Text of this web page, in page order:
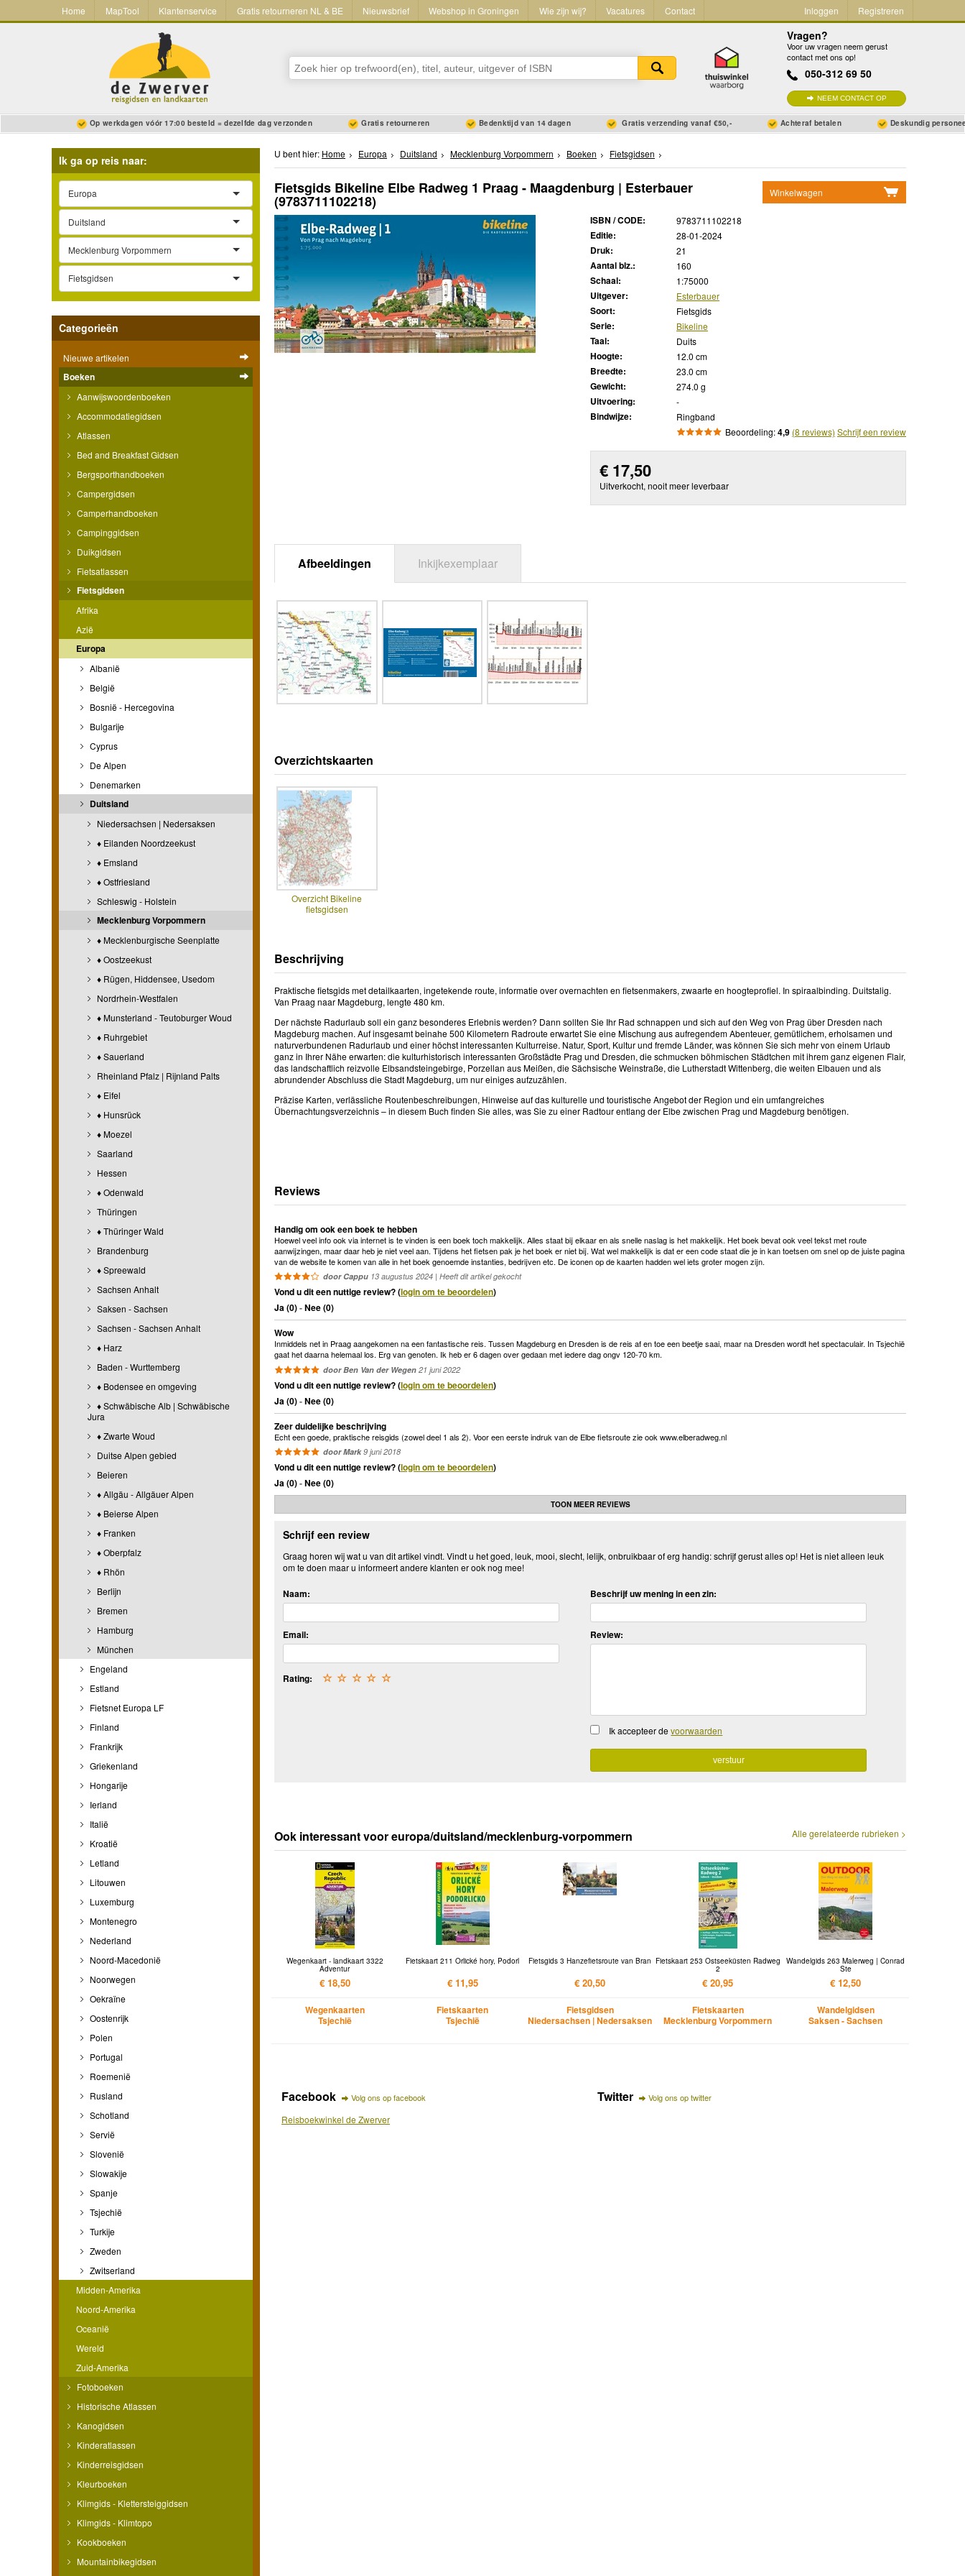
Home MapTool Klantenservice Gratis retourneren NL & BE Nieuwsbrief Webshop in Groningen Wie zijn wij? Vacatures Contact Inloggen Registreren
Vragen?
Voor uw vragen neem gerust
contact met ons op!
050-312 69 50
NEEM CONTACT OP
Op werkdagen vóór 17:00 besteld = dezelfde dag verzonden Gratis retourneren Bedenktijd van 14 dagen Gratis verzending vanaf €50,- Achteraf betalen Deskundig
Ik ga op reis naar:
Europa
Duitsland
Mecklenburg Vorpommern
Fietsgidsen
Categorieën
Nieuwe artikelen
Boeken
Aanwijswoordenboeken
Accommodatiegidsen
Atlassen
Bed and Breakfast Gidsen
Bergsporthandboeken
Campergidsen
Camperhandboeken
Campinggidsen
Duikgidsen
Fietsatlassen
Fietsgidsen
Afrika
Azië
Europa
Albanië
België
Bosnië - Hercegovina
Bulgarije
Cyprus
De Alpen
Denemarken
Duitsland
Niedersachsen | Nedersaksen
♦ Eilanden Noordzeekust
♦ Emsland
♦ Ostfriesland
Schleswig - Holstein
Mecklenburg Vorpommern
♦ Mecklenburgische Seenplatte
♦ Oostzeekust
♦ Rügen, Hiddensee, Usedom
Nordrhein-Westfalen
♦ Munsterland - Teutoburger Woud
♦ Ruhrgebiet
♦ Sauerland
Rheinland Pfalz | Rijnland Palts
♦ Eifel
♦ Hunsrück
♦ Moezel
Saarland
Hessen
♦ Odenwald
Thüringen
♦ Thüringer Wald
Brandenburg
♦ Spreewald
Sachsen Anhalt
Saksen - Sachsen
Sachsen - Sachsen Anhalt
♦ Harz
Baden - Wurttemberg
♦ Bodensee en omgeving
♦ Schwäbische Alb | Schwäbische
Jura
♦ Zwarte Woud
Duitse Alpen gebied
Beieren
♦ Allgäu - Allgäuer Alpen
♦ Beierse Alpen
♦ Franken
♦ Oberpfalz
♦ Rhön
Berlijn
Bremen
Hamburg
München
Engeland
Estland
Fietsnet Europa LF
Finland
Frankrijk
Griekenland
Hongarije
Ierland
Italië
Kroatië
Letland
Litouwen
Luxemburg
Montenegro
Nederland
Noord-Macedonië
Noorwegen
Oekraïne
Oostenrijk
Polen
Portugal
Roemenië
Rusland
Schotland
Servië
Slovenië
Slowakije
Spanje
Tsjechië
Turkije
Zweden
Zwitserland
Midden-Amerika
Noord-Amerika
Oceanië
Wereld
Zuid-Amerika
Fotoboeken
Historische Atlassen
Kanogidsen
Kinderatlassen
Kinderreisgidsen
Kleurboeken
Klimgids - Klettersteiggidsen
Klimgids - Klimtopo
Kookboeken
Mountainbikegidsen
U bent hier: Home Europa Duitsland Mecklenburg Vorpommern Boeken Fietsgidsen
Winkelwagen
Fietsgids Bikeline Elbe Radweg 1 Praag - Maagdenburg | Esterbauer
(9783711102218)
ISBN / CODE: 9783711102218
Editie: 28-01-2024
Druk: 21
Aantal blz.: 160
Schaal: 1:75000
Uitgever: Esterbauer
Soort: Fietsgids
Serie: Bikeline
Taal: Duits
Hoogte: 12.0 cm
Breedte: 23.0 cm
Gewicht: 274.0 g
Uitvoering: -
Bindwijze:
Ringband
Beoordeling:4,9 (8 reviews) Schrijf een review
€ 17,50
Uitverkocht, nooit meer leverbaar
Afbeeldingen Inkijkexemplaar
Overzichtskaarten
Overzicht Bikeline
fietsgidsen
Beschrijving
Praktische fietsgids met detailkaarten, ingetekende route, informatie over overnachten en fietsenmakers, zwaarte en hoogteprofiel. In spiraalbinding. Duitstalig.
Van Praag naar Magdeburg, lengte 480 km.
Der nächste Radurlaub soll ein ganz besonderes Erlebnis werden? Dann sollten Sie Ihr Rad schnappen und sich auf den Weg von Prag über ­Dresden nach
Magdeburg machen. Auf insgesamt beinahe 500 Kilometern Radroute erwartet Sie eine Mischung aus aufregendem Abenteuer, gemütlichem, erholsamen und
naturverbundenen Radurlaub und einer höchst interessanten Kulturreise. Natur, Sport, Kultur und fremde Länder, was können Sie sich mehr von einem Urlaub
ganz in Ihrer Nähe erwarten: die kulturhistorisch interessanten Großstädte Prag und Dresden, die schmucken böhmischen Städtchen mit ihrem ganz eigenen Flair,
das landschaftlich reizvolle Elbsandsteingebirge, Porzellan aus Meißen, die Sächsische Weinstraße, die Lutherstadt Wittenberg, die weiten Elbauen und als
abrundender Abschluss die Stadt Magdeburg, um nur einiges aufzuzählen.
Präzise Karten, verlässliche Routenbeschreibungen, Hinweise auf das kulturelle und touristische Angebot der Region und ein umfang­reiches
Übernachtungsverzeichnis – in diesem Buch finden Sie alles, was Sie zu einer Radtour entlang der Elbe zwischen Prag und Magdeburg benötigen.
Reviews
Handig om ook een boek te hebben
Hoewel veel info ook via internet is te vinden is een boek toch makkelijk. Alles staat bij elkaar en als snelle naslag is het makkelijk. Het boek bevat ook veel tekst met route
aanwijzingen, maar daar heb je niet veel aan. Tijdens het fietsen pak je het boek er niet bij. Wat wel makkelijk is dat er een code staat die je in kan toetsen om snel op de juiste pagina
van de website te komen van alle in het boek genoemde instanties, bedrijven etc. De iconen op de kaarten hadden wel iets groter mogen zijn.
door Cappu 13 augustus 2024 | Heeft dit artikel gekocht
Vond u dit een nuttige review? (login om te beoordelen)
Ja (0)-Nee (0)
Wow
Inmiddels net in Praag aangekomen na een fantastische reis. Tussen Magdeburg en Dresden is de reis af en toe een beetje saai, maar na Dresden wordt het spectaculair. In Tsjechië
gaat het daarna helemaal los. Erg van genoten. Ik heb er 6 dagen over gedaan met iedere dag ongv 120-70 km.
door Ben Van der Wegen 21 juni 2022
Vond u dit een nuttige review? (login om te beoordelen)
Ja (0)-Nee (0)
Zeer duidelijke beschrijving
Echt een goede, praktische reisgids (zowel deel 1 als 2). Voor een eerste indruk van de Elbe fietsroute zie ook www.elberadweg.nl
door Mark9 juni 2018
Vond u dit een nuttige review? (login om te beoordelen)
Ja (0)-Nee (0)
TOON MEER REVIEWS
Schrijf een review
Graag horen wij wat u van dit artikel vindt. Vindt u het goed, leuk, mooi, slecht, lelijk, onbruikbaar of erg handig: schrijf gerust alles op! Het is niet alleen leuk
om te doen maar u informeert andere klanten er ook nog mee!
Naam:
Email:
Rating: ☆
☆
☆
☆
☆
Beschrijf uw mening in een zin:
Review:
Ik accepteer devoorwaarden
Alle gerelateerde rubrieken >
Ook interessant voor europa/duitsland/mecklenburg-vorpommern
Wegenkaart - landkaart 3322
Adventur
€ 18,50
Wegenkaarten
Tsjechië
Fietskaart 211 Orlické hory, Podorl
€ 11,95
Fietskaarten
Tsjechië
Fietsgids 3 Hanzefietsroute van Bran
€ 20,50
Fietsgidsen
Niedersachsen | Nedersaksen
Fietskaart 253 Ostseeküsten Radweg
2
€ 20,95
Fietskaarten
Mecklenburg Vorpommern
Wandelgids 263 Malerweg | Conrad
Ste
€ 12,50
Wandelgidsen
Saksen - Sachsen
Facebook Volg ons op facebook
Reisboekwinkel de Zwerver
Twitter Volg ons op twitter